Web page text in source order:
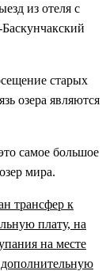
из отеля с
старых
озера являются
самое большое
мира.
трансфер к
плату, на
на месте